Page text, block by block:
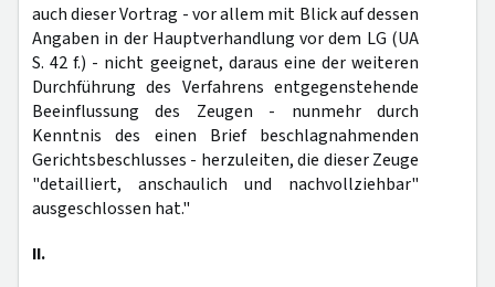
auch dieser Vortrag - vor allem mit Blick auf dessen
Angaben in der Hauptverhandlung vor dem LG (UA
S. 42 f.) - nicht geeignet, daraus eine der weiteren
Durchführung des Verfahrens entgegenstehende
Beeinflussung des Zeugen - nunmehr durch
Kenntnis des einen Brief beschlagnahmenden
Gerichtsbeschlusses - herzuleiten, die dieser Zeuge
"detailliert, anschaulich und nachvollziehbar"
ausgeschlossen hat."
II.